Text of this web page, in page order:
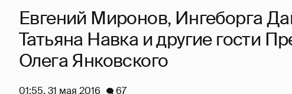
Евгений Миронов, Ингеборга
Татьяна Навка и другие гости
Олега Янковского
01:55, 31 мая 2016 67